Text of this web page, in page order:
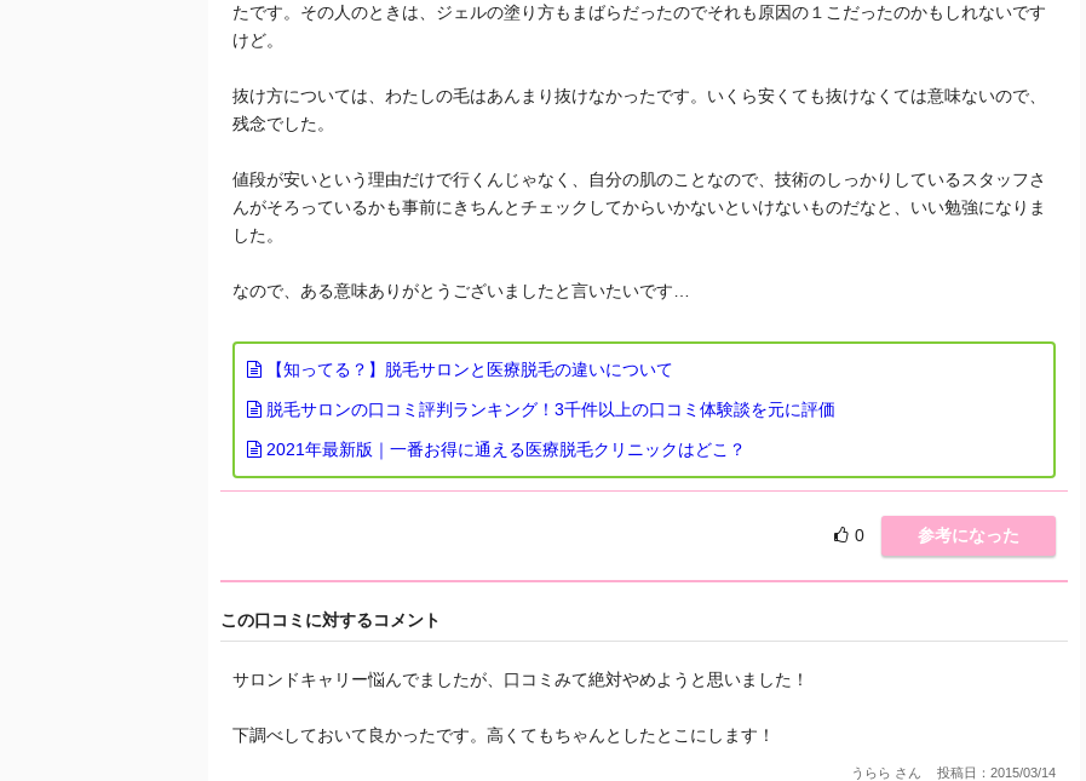
たです。その人のときは、ジェルの塗り方もまばらだったのでそれも原因の１こだったのかもしれないです
けど。
抜け方については、わたしの毛はあんまり抜けなかったです。いくら安くても抜けなくては意味ないので、
残念でした。
値段が安いという理由だけで行くんじゃなく、自分の肌のことなので、技術のしっかりしているスタッフさ
んがそろっているかも事前にきちんとチェックしてからいかないといけないものだなと、いい勉強になりま
した。
なので、ある意味ありがとうございましたと言いたいです…
【知ってる？】脱毛サロンと医療脱毛の違いについて
脱毛サロンの口コミ評判ランキング！3千件以上の口コミ体験談を元に評価
2021年最新版｜一番お得に通える医療脱毛クリニックはどこ？
0 参考になった
この口コミに対するコメント
サロンドキャリー悩んでましたが、口コミみて絶対やめようと思いました！
下調べしておいて良かったです。高くてもちゃんとしたとこにします！
うらら さん 投稿日：2015/03/14